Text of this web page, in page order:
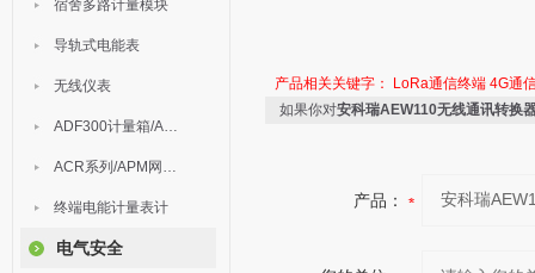
宿舍多路计量模块
导轨式电能表
无线仪表
ADF300计量箱/AEW无线计量
ACR系列/APM网络电力仪表
终端电能计量表计
电气安全
产品相关关键字： LoRa通信终端 4G通
如果你对安科瑞AEW110无线通讯转换
产品：